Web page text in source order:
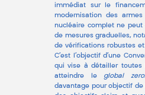
immédiat sur le
modernisation des
nucléaire complet ne peut
de mesures graduelles,
de vérifications robustes
C’est l’objectif d’une
qui vise à détailler toutes
atteindre le global zero
davantage pour objectif